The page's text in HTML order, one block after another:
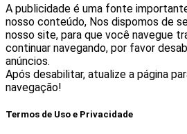
A publicidade é uma fonte
nosso conteúdo, Nos dispomos de
nosso site, para que você navegue
continuar navegando, por favor
anúncios.
Após desabilitar, atualize a página
navegação!
Termos de Uso e Privacidade